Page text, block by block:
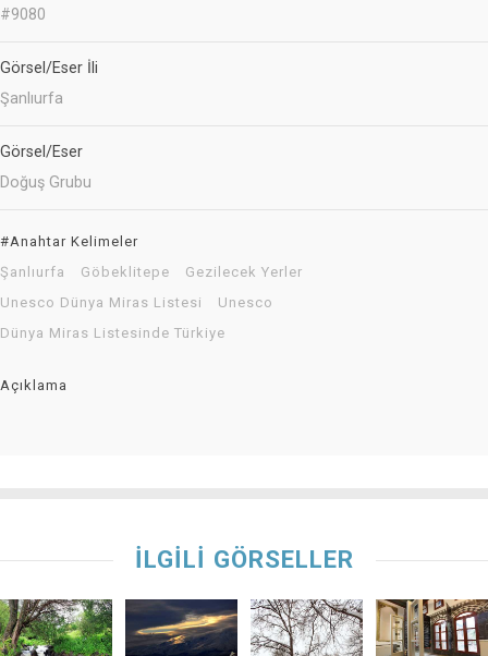
#9080
Görsel/Eser İli
Şanlıurfa
Görsel/Eser
Doğuş Grubu
#Anahtar Kelimeler
Şanlıurfa
Göbeklitepe
Gezilecek Yerler
Unesco Dünya Miras Listesi
Unesco
Dünya Miras Listesinde Türkiye
Açıklama
İLGİLİ GÖRSELLER